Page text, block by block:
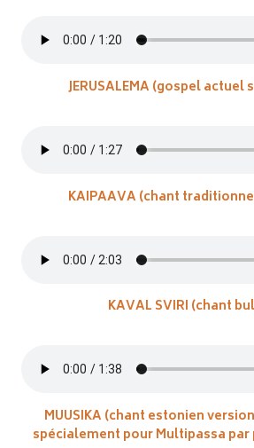
JERUSALEMA (gospel actuel
KAIPAAVA (chant
KAVAL SVIRI (chant
MUUSIKA (chant estonien
spécialement pour Multipassa par